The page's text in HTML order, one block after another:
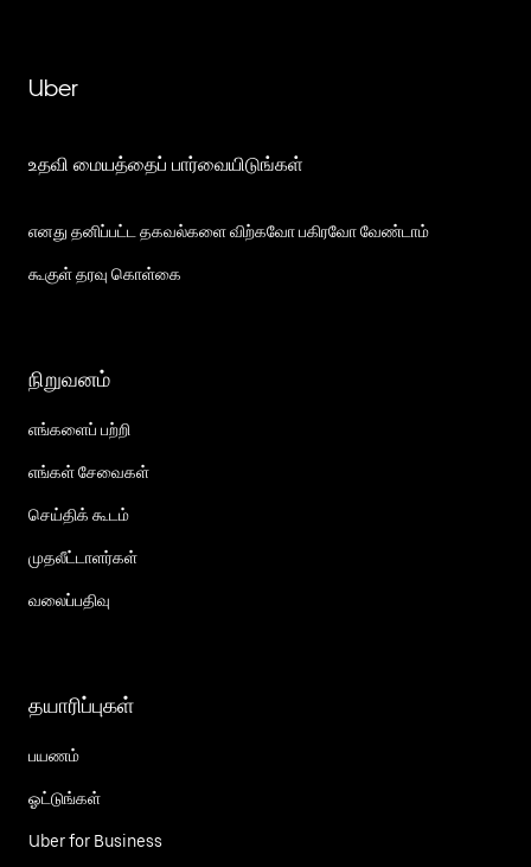
Uber
உதவி மையத்தைப் பார்வையிடுங்கள்
எனது தனிப்பட்ட தகவல்களை விற்கவோ பகிரவோ வேண்டாம்
கூகுள் தரவு கொள்கை
நிறுவனம்
எங்களைப் பற்றி
எங்கள் சேவைகள்
செய்திக் கூடம்
முதலீட்டாளர்கள்
வலைப்பதிவு
தயாரிப்புகள்
பயணம்
ஓட்டுங்கள்
Uber for Business